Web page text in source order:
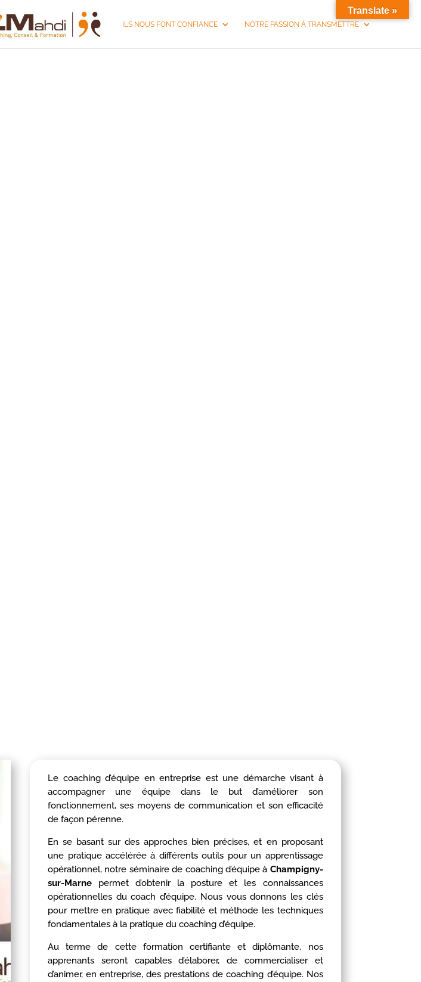
ILS NOUS FONT CONFIANCE NOTRE PASSION À TRANSMETTRE
Le coaching d’équipe en entreprise est une démarche visant à
accompagner une équipe dans le but d’améliorer son
fonctionnement, ses moyens de communication et son efficacité
de façon pérenne.
En se basant sur des approches bien précises, et en proposant
une pratique accélérée à différents outils pour un apprentissage
opérationnel, notre séminaire de coaching d’équipe à Champigny-
sur-Marne permet d’obtenir la posture et les connaissances
opérationnelles du coach d’équipe. Nous vous donnons les clés
pour mettre en pratique avec fiabilité et méthode les techniques
fondamentales à la pratique du coaching d’équipe.
Au terme de cette formation certifiante et diplômante, nos
apprenants seront capables d’élaborer, de commercialiser et
d’animer, en entreprise, des prestations de coaching d’équipe. Nos
Translate »